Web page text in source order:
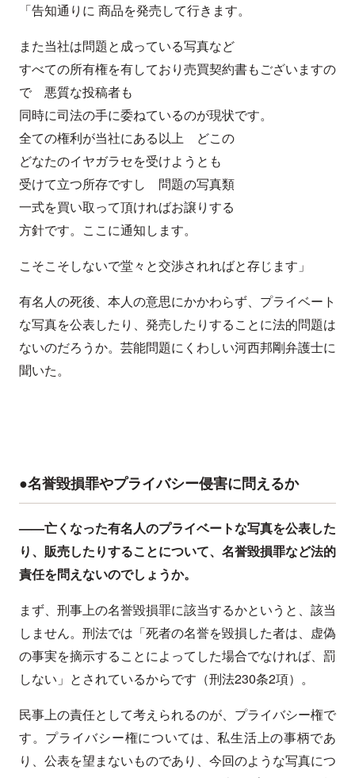
「告知通りに 商品を発売して行きます。
また当社は問題と成っている写真など
すべての所有権を有しており売買契約書もございますの
で 悪質な投稿者も
同時に司法の手に委ねているのが現状です。
全ての権利が当社にある以上 どこの
どなたのイヤガラセを受けようとも
受けて立つ所存ですし 問題の写真類
一式を買い取って頂ければお譲りする
方針です。ここに通知します。
こそこそしないで堂々と交渉されればと存じます」
有名人の死後、本人の意思にかかわらず、プライベート
な写真を公表したり、発売したりすることに法的問題は
ないのだろうか。芸能問題にくわしい河西邦剛弁護士に
聞いた。
●名誉毀損罪やプライバシー侵害に問えるか
——亡くなった有名人のプライベートな写真を公表した
り、販売したりすることについて、名誉毀損罪など法的
責任を問えないのでしょうか。
まず、刑事上の名誉毀損罪に該当するかというと、該当
しません。刑法では「死者の名誉を毀損した者は、虚偽
の事実を摘示することによってした場合でなければ、罰
しない」とされているからです（刑法230条2項）。
民事上の責任として考えられるのが、プライバシー権で
す。プライバシー権については、私生活上の事柄であ
り、公表を望まないものであり、今回のような写真につ